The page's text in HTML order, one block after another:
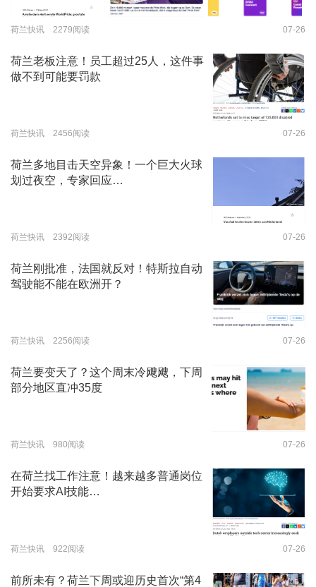
荷兰快讯 2279阅读 07-26
荷兰老板注意！员工超过25人，这件事
做不到可能要罚款
荷兰快讯 2456阅读 07-26
荷兰多地目击天空异象！一个巨大火球
划过夜空，专家回应…
荷兰快讯 2392阅读 07-26
荷兰刚批准，法国就反对！特斯拉自动
驾驶能不能在欧洲开？
荷兰快讯 2256阅读 07-26
荷兰要变天了？这个周末冷飕飕，下周
部分地区直冲35度
荷兰快讯 980阅读 07-26
在荷兰找工作注意！越来越多普通岗位
开始要求AI技能…
荷兰快讯 922阅读 07-26
前所未有？荷兰下周或迎历史首次“第4